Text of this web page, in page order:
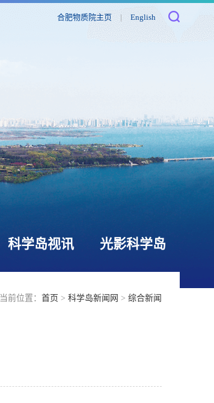
合肥物质院主页 | English
科学岛视讯 光影科学岛
当前位置： 首页 > 科学岛新闻网 > 综合新闻